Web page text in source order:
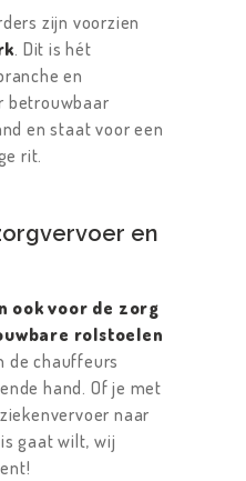
zijn voorzien
. Dit is hét
en
betrouwbaar
en staat voor een
rit.
en
ook voor de zorg
rolstoelen
de chauffeurs
hand. Of je met
naar
gaat wilt, wij